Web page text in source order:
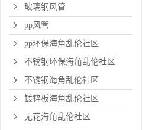
玻璃钢风管
pp风管
pp环保海角乱伦社区
不锈钢环保海角乱伦社区
不锈钢海角乱伦社区
镀锌板海角乱伦社区
无花海角乱伦社区